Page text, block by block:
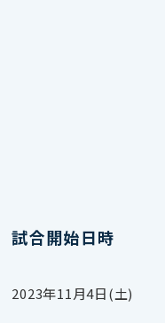
試合開始日時
2023年11月4日(土)